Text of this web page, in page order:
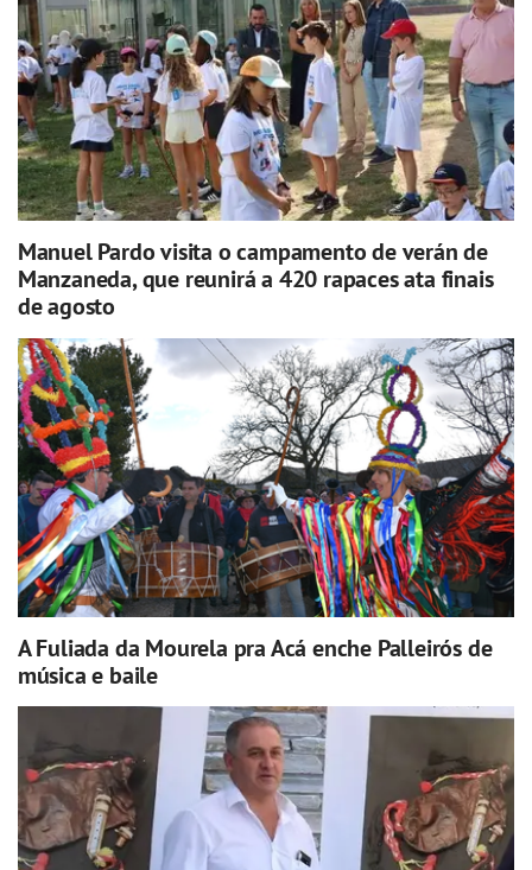
Manuel Pardo visita o campamento de verán de
Manzaneda, que reunirá a 420 rapaces ata finais
de agosto
A Fuliada da Mourela pra Acá enche Palleirós de
música e baile